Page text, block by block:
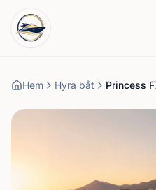
Hem Hyra båt Princess